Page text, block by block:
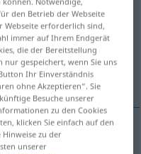
antippen)
den Betrieb der Webseite
Webseite erforderlich sind,
immer auf Ihrem Endgerät
die der Bereitstellung
gespeichert, wenn Sie uns
Ihr Einverständnis
ohne Akzeptieren“. Sie
Besuche unserer
zu den Cookies
klicken Sie einfach auf den
zu der
unserer